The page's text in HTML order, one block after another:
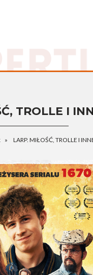
TROLLE I
LARP. MIŁOŚĆ, TROLLE I